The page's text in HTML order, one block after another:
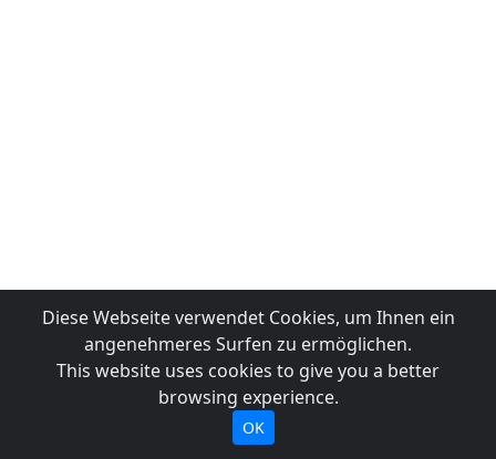
Diese Webseite verwendet Cookies, um Ihnen ein
angenehmeres Surfen zu ermöglichen.
This website uses cookies to give you a better
browsing experience.
OK